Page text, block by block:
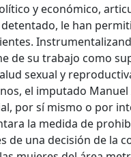
y económico,
le han
de su trabajo como
sexual y
el imputado
por sí mismo o por
la medida de
de una decisión de la